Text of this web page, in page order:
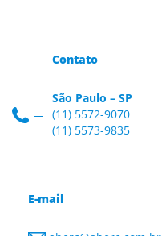
Contato
São Paulo – SP
(11) 5572-9070
(11) 5573-9835
E-mail